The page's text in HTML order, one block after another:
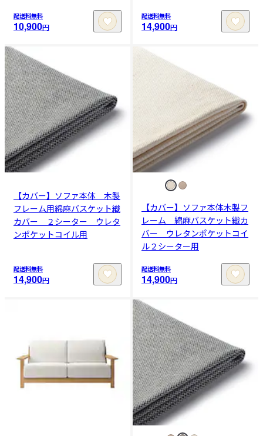
配送料無料
10,900円
配送料無料
14,900円
【カバー】ソファ本体 木製
フレーム用綿麻バスケット織
カバー ２シーター ウレタ
ンポケットコイル用
配送料無料
14,900円
【カバー】ソファ本体木製フ
レーム 綿麻バスケット織カ
バー ウレタンポケットコイ
ル２シーター用
配送料無料
14,900円